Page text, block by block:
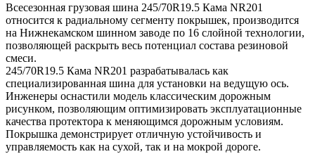
Всесезонная грузовая шина 245/70R19.5 Кама NR201
относится к радиальному сегменту покрышек, производится
на Нижнекамском шинном заводе по 16 слойной технологии,
позволяющей раскрыть весь потенциал состава резиновой
смеси.
245/70R19.5 Кама NR201 разрабатывалась как
специализированная шина для установки на ведущую ось.
Инженеры оснастили модель классическим дорожным
рисунком, позволяющим оптимизировать эксплуатационные
качества протектора к меняющимся дорожным условиям.
Покрышка демонстрирует отличную устойчивость и
управляемость как на сухой, так и на мокрой дороге.